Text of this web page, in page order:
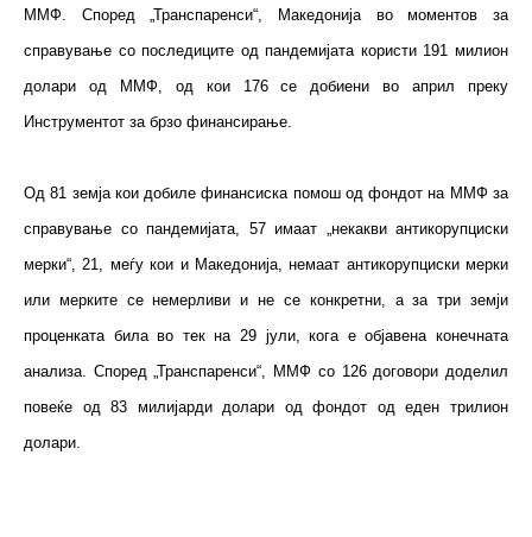
ММФ. Според „Транспаренси“, Македонија во моментов за
справување со последиците од пандемијата користи 191 милион
долари од ММФ, од кои 176 се добиени во април преку
Инструментот за брзо финансирање.
Од 81 земја кои добиле финансиска помош од фондот на ММФ за
справување со пандемијата, 57 имаат „некакви антикорупциски
мерки“, 21, меѓу кои и Македонија, немаат антикорупциски мерки
или мерките се немерливи и не се конкретни, а за три земји
проценката била во тек на 29 јули, кога е објавена конечната
анализа. Според „Транспаренси“, ММФ со 126 договори доделил
повеќе од 83 милијарди долари од фондот од еден трилион
долари.